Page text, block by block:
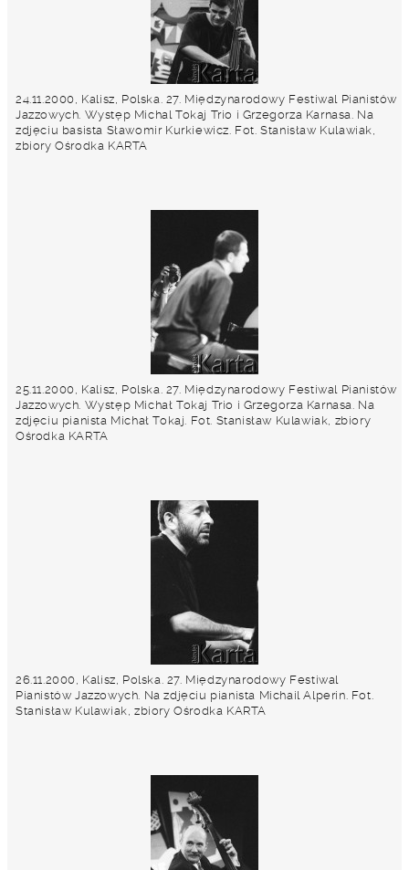
24.11.2000, Kalisz, Polska. 27. Międzynarodowy Festiwal Pianistów
Jazzowych. Występ Michal Tokaj Trio i Grzegorza Karnasa. Na
zdjęciu basista Sławomir Kurkiewicz. Fot. Stanisław Kulawiak,
zbiory Ośrodka KARTA
25.11.2000, Kalisz, Polska. 27. Międzynarodowy Festiwal Pianistów
Jazzowych. Występ Michał Tokaj Trio i Grzegorza Karnasa. Na
zdjęciu pianista Michał Tokaj. Fot. Stanisław Kulawiak, zbiory
Ośrodka KARTA
26.11.2000, Kalisz, Polska. 27. Międzynarodowy Festiwal
Pianistów Jazzowych. Na zdjęciu pianista Michail Alperin. Fot.
Stanisław Kulawiak, zbiory Ośrodka KARTA